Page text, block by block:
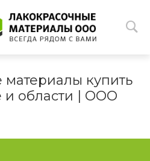
купить
и области | ООО